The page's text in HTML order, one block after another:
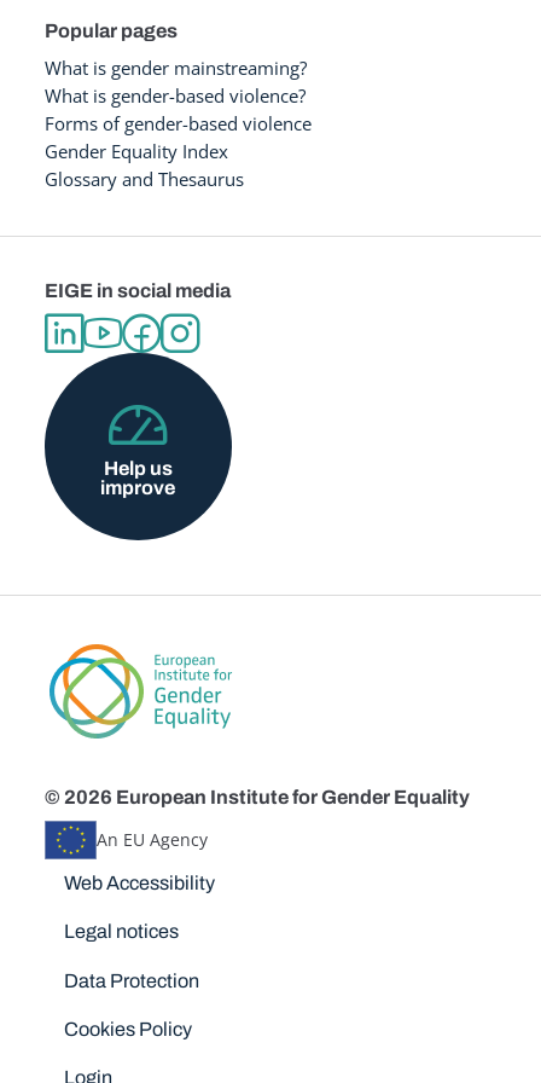
Popular pages
What is gender mainstreaming?
What is gender-based violence?
Forms of gender-based violence
Gender Equality Index
Glossary and Thesaurus
EIGE in social media
Help us
improve
© 2026 European Institute for Gender Equality
An EU Agency
Disclaimers
Web Accessibility
Legal notices
Data Protection
Cookies Policy
Login